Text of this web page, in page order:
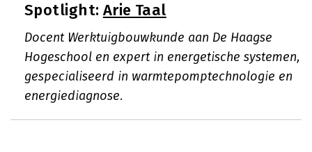
Spotlight: Arie Taal
Docent Werktuigbouwkunde aan De Haagse
Hogeschool en expert in energetische systemen,
gespecialiseerd in warmtepomptechnologie en
energiediagnose.